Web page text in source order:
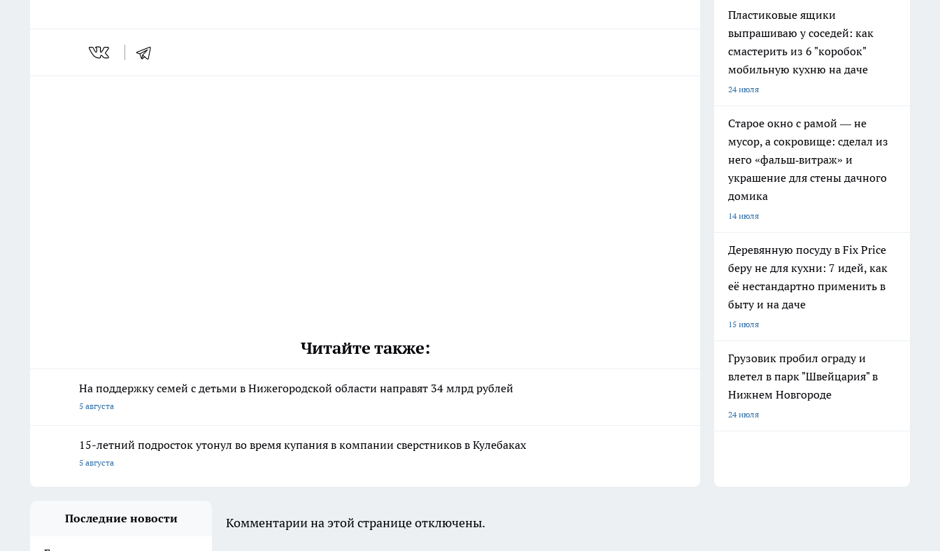
Читайте также:
На поддержку семей с детьми в Нижегородской области направят 34 млрд рублей
5 августа
15-летний подросток утонул во время купания в компании сверстников в Кулебаках
5 августа
Пластиковые ящики
выпрашиваю у соседей: как
смастерить из 6 "коробок"
мобильную кухню на даче
24 июля
Старое окно с рамой — не
мусор, а сокровище: сделал из
него «фальш‑витраж» и
украшение для стены дачного
домика
14 июля
Деревянную посуду в Fix Price
беру не для кухни: 7 идей, как
её нестандартно применить в
быту и на даче
15 июля
Грузовик пробил ограду и
влетел в парк "Швейцария" в
Нижнем Новгороде
24 июля
Последние новости Комментарии на этой странице отключены.